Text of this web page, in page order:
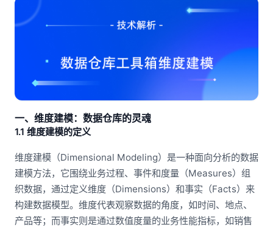
一、维度建模：数据仓库的灵魂
1.1 维度建模的定义
维度建模（Dimensional Modeling）是一种面向分析的数据
建模方法，它围绕业务过程、事件和度量（Measures）组
织数据，通过定义维度（Dimensions）和事实（Facts）来
构建数据模型。维度代表观察数据的角度，如时间、地点、
产品等；而事实则是通过数值度量的业务性能指标，如销售